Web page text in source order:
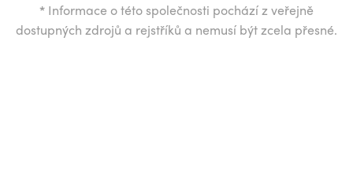
* Informace o této společnosti pochází z veřejně
dostupných zdrojů a rejstříků a nemusí být zcela přesné.